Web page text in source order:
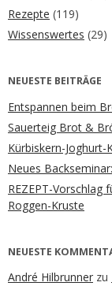
Rezepte (119)
Wissenswertes (29)
NEUESTE BEITRÄGE
Entspannen beim
Sauerteig Brot &
Kürbiskern-Joghurt-
Neues
REZEPT-Vorschlag
Roggen-Kruste
NEUESTE
André Hilbrunner zu